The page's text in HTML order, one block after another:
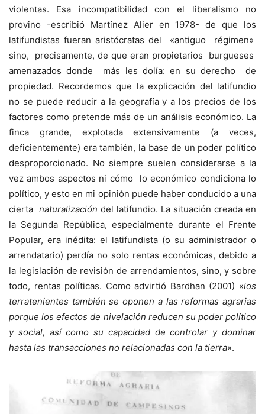
violentas. Esa incompatibilidad con el liberalismo no
provino -escribió Martínez Alier en 1978- de que los
latifundistas fueran aristócratas del «antiguo régimen»
sino, precisamente, de que eran propietarios burgueses
amenazados donde más les dolía: en su derecho de
propiedad. Recordemos que la explicación del latifundio
no se puede reducir a la geografía y a los precios de los
factores como pretende más de un análisis económico. La
finca grande, explotada extensivamente (a veces,
deficientemente) era también, la base de un poder político
desproporcionado. No siempre suelen considerarse a la
vez ambos aspectos ni cómo lo económico condiciona lo
político, y esto en mi opinión puede haber conducido a una
cierta naturalización del latifundio. La situación creada en
la Segunda República, especialmente durante el Frente
Popular, era inédita: el latifundista (o su administrador o
arrendatario) perdía no solo rentas económicas, debido a
la legislación de revisión de arrendamientos, sino, y sobre
todo, rentas políticas. Como advirtió Bardhan (2001) «los
terratenientes también se oponen a las reformas agrarias
porque los efectos de nivelación reducen su poder político
y social, así como su capacidad de controlar y dominar
hasta las transacciones no relacionadas con la tierra».